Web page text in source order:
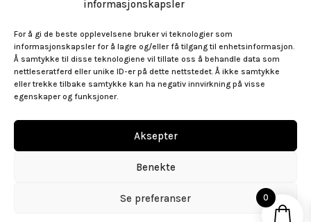
informasjonskapsler
For å gi de beste opplevelsene bruker vi teknologier som
informasjonskapsler for å lagre og/eller få tilgang til enhetsinformasjon.
Å samtykke til disse teknologiene vil tillate oss å behandle data som
nettleseratferd eller unike ID-er på dette nettstedet. Å ikke samtykke
eller trekke tilbake samtykke kan ha negativ innvirkning på visse
egenskaper og funksjoner.
Aksepter
Benekte
Se preferanser
Subscribe
0